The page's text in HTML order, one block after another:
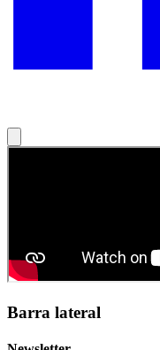
Barra lateral